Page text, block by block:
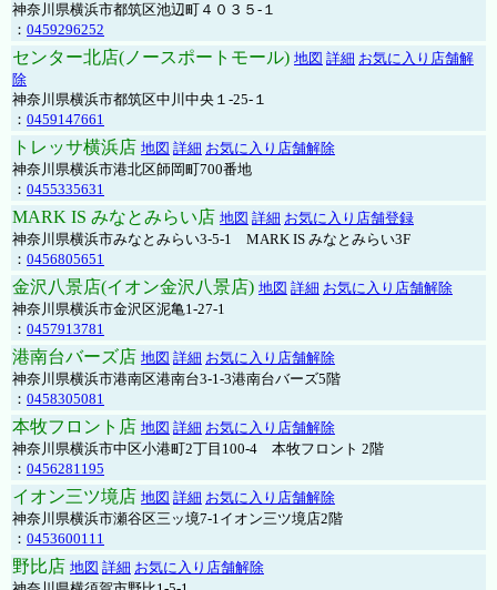
神奈川県横浜市都筑区池辺町４０３５-１
： 0459296252
センター北店(ノースポートモール) 地図 詳細 お気に入り店舗解
除
神奈川県横浜市都筑区中川中央１-25-１
： 0459147661
トレッサ横浜店 地図 詳細 お気に入り店舗解除
神奈川県横浜市港北区師岡町700番地
： 0455335631
MARK IS みなとみらい店 地図 詳細 お気に入り店舗登録
神奈川県横浜市みなとみらい3-5-1 MARK IS みなとみらい3F
： 0456805651
金沢八景店(イオン金沢八景店) 地図 詳細 お気に入り店舗解除
神奈川県横浜市金沢区泥亀1-27-1
： 0457913781
港南台バーズ店 地図 詳細 お気に入り店舗解除
神奈川県横浜市港南区港南台3-1-3港南台バーズ5階
： 0458305081
本牧フロント店 地図 詳細 お気に入り店舗解除
神奈川県横浜市中区小港町2丁目100-4 本牧フロント 2階
： 0456281195
イオン三ツ境店 地図 詳細 お気に入り店舗解除
神奈川県横浜市瀬谷区三ッ境7-1イオン三ツ境店2階
： 0453600111
野比店 地図 詳細 お気に入り店舗解除